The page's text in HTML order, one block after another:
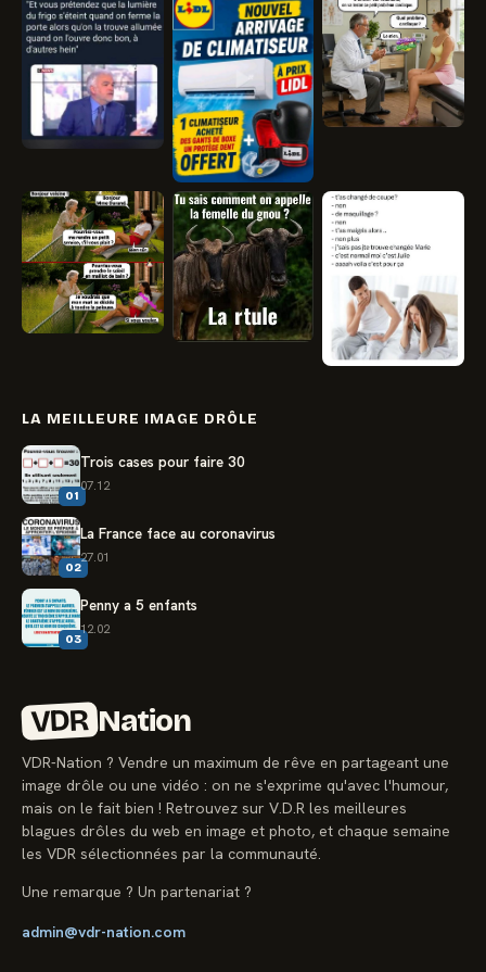
LA MEILLEURE IMAGE DRÔLE
01
Trois cases pour faire 30
07.12
02
La France face au coronavirus
27.01
03
Penny a 5 enfants
12.02
VDR Nation
VDR-Nation ? Vendre un maximum de rêve en partageant une
image drôle ou une vidéo : on ne s'exprime qu'avec l'humour,
mais on le fait bien ! Retrouvez sur V.D.R les meilleures
blagues drôles du web en image et photo, et chaque semaine
les VDR sélectionnées par la communauté.
Une remarque ? Un partenariat ?
admin@vdr-nation.com